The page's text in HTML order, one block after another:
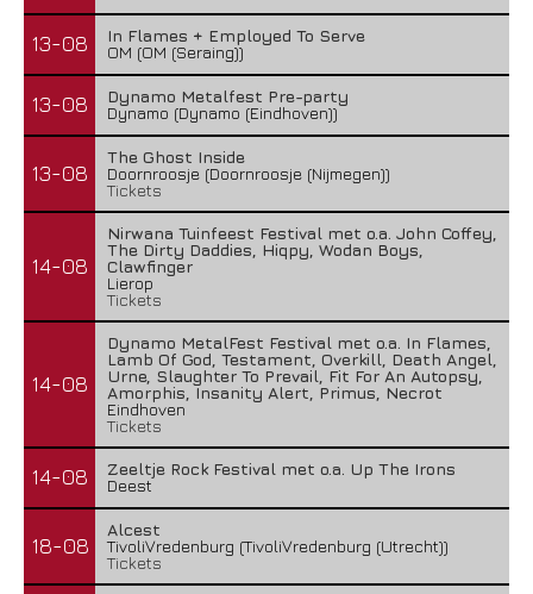
13-08
In Flames + Employed To Serve
OM (OM (Seraing))
13-08
Dynamo Metalfest Pre-party
Dynamo (Dynamo (Eindhoven))
13-08
The Ghost Inside
Doornroosje (Doornroosje (Nijmegen))
Tickets
14-08
Nirwana Tuinfeest Festival met o.a. John Coffey,
The Dirty Daddies, Hiqpy, Wodan Boys,
Clawfinger
Lierop
Tickets
14-08
Dynamo MetalFest Festival met o.a. In Flames,
Lamb Of God, Testament, Overkill, Death Angel,
Urne, Slaughter To Prevail, Fit For An Autopsy,
Amorphis, Insanity Alert, Primus, Necrot
Eindhoven
Tickets
14-08
Zeeltje Rock Festival met o.a. Up The Irons
Deest
18-08
Alcest
TivoliVredenburg (TivoliVredenburg (Utrecht))
Tickets